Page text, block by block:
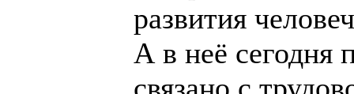
развития
А в неё сегодня